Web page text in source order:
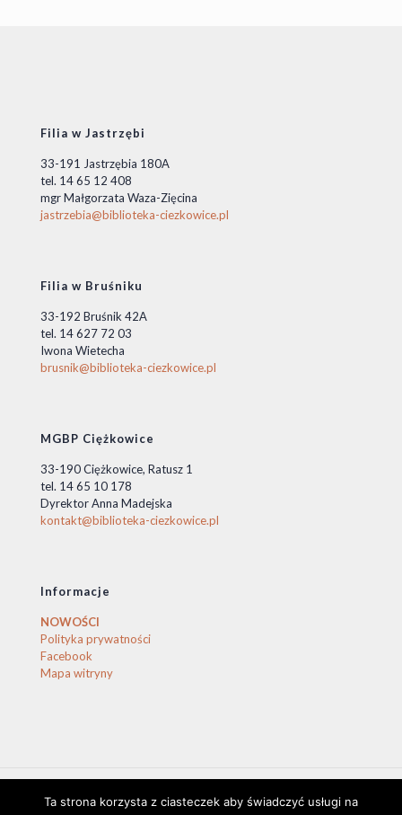
Filia w Jastrzębi
33-191 Jastrzębia 180A
tel. 14 65 12 408
mgr Małgorzata Waza-Zięcina
jastrzebia@biblioteka-ciezkowice.pl
Filia w Bruśniku
33-192 Bruśnik 42A
tel. 14 627 72 03
Iwona Wietecha
brusnik@biblioteka-ciezkowice.pl
MGBP Ciężkowice
33-190 Ciężkowice, Ratusz 1
tel. 14 65 10 178
Dyrektor Anna Madejska
kontakt@biblioteka-ciezkowice.pl
Informacje
NOWOŚCI
Polityka prywatności
Facebook
Mapa witryny
© 2020 Biblioteka Ciężkowice. © by stasio
Ta strona korzysta z ciasteczek aby świadczyć usługi na